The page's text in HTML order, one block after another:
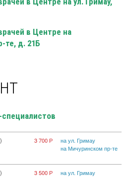
в Центре на
те, д. 21Б
3 700 Р
на ул. Гримау
на Мичуринском пр-те
3 500 Р
на ул. Гримау